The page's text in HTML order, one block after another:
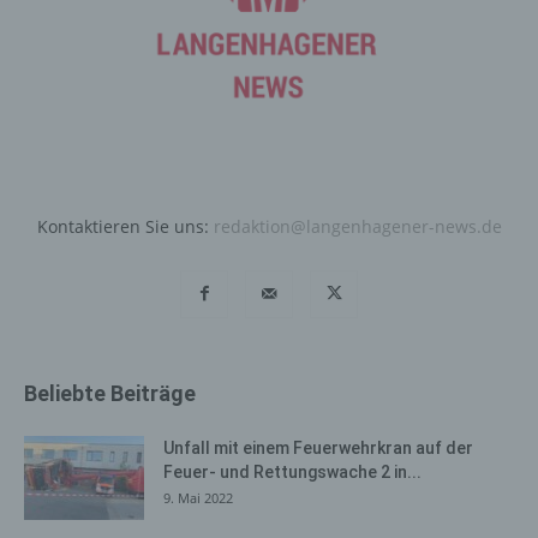
Kontaktieren Sie uns: redaktion@langenhagener-news.de
Beliebte Beiträge
Unfall mit einem Feuerwehrkran auf der
Feuer- und Rettungswache 2 in...
9. Mai 2022
Informationen werden in den Logfiles des Servers
gespeichert. Erfasst werden können die (1) verwendeten
Browsertypen und Versionen, (2) das vom zugreifenden
System auf unserer Internetseite angesteuert werden,
Internetseite, (6) eine Internet-Protokoll-Adresse (IP-
Angriffen auf unsere informationstechnologischen
Bei der Nutzung dieser allgemeinen Daten und
Informationen ziehen wird keine Rückschlüsse auf die